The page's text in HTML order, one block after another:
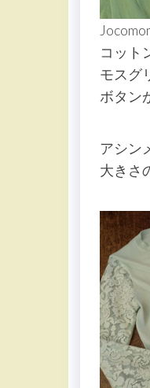
コット
モスグ
ボタン
アシン
大きさ